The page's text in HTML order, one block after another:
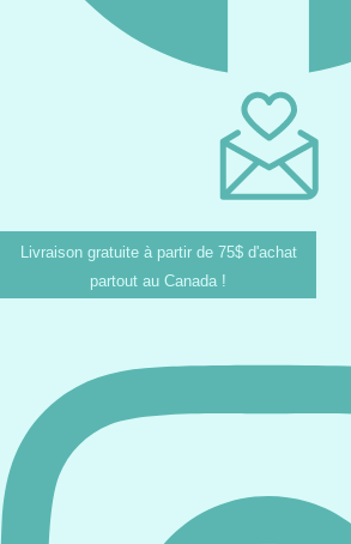
Livraison gratuite à partir de 75$ d'achat
partout au Canada !